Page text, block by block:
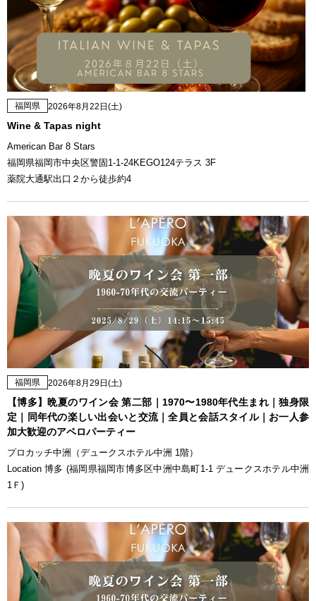
福岡県 2026年8月22日(土)
Wine & Tapas night
American Bar 8 Stars
福岡県福岡市中央区警固1-1-24KEGO124テラス 3F
薬院大通駅出口２から徒歩約4
福岡県 2026年8月29日(土)
【博多】晩夏のワイン会 第二部｜1970〜1980年代生まれ｜独身限
定｜同年代の楽しい出会いと交流｜全員と会話スタイル｜お一人参
加大歓迎のアペロパーティー
プロカッチ中洲（デュークスホテル中洲 1階）
Location 博多 (福岡県福岡市博多区中洲中島町1-1 デュークスホテル中洲
1Ｆ)